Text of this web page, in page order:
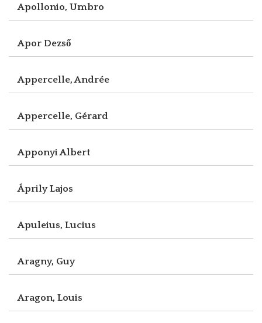
Apollonio, Umbro
Apor Dezső
Appercelle, Andrée
Appercelle, Gérard
Apponyi Albert
Áprily Lajos
Apuleius, Lucius
Aragny, Guy
Aragon, Louis